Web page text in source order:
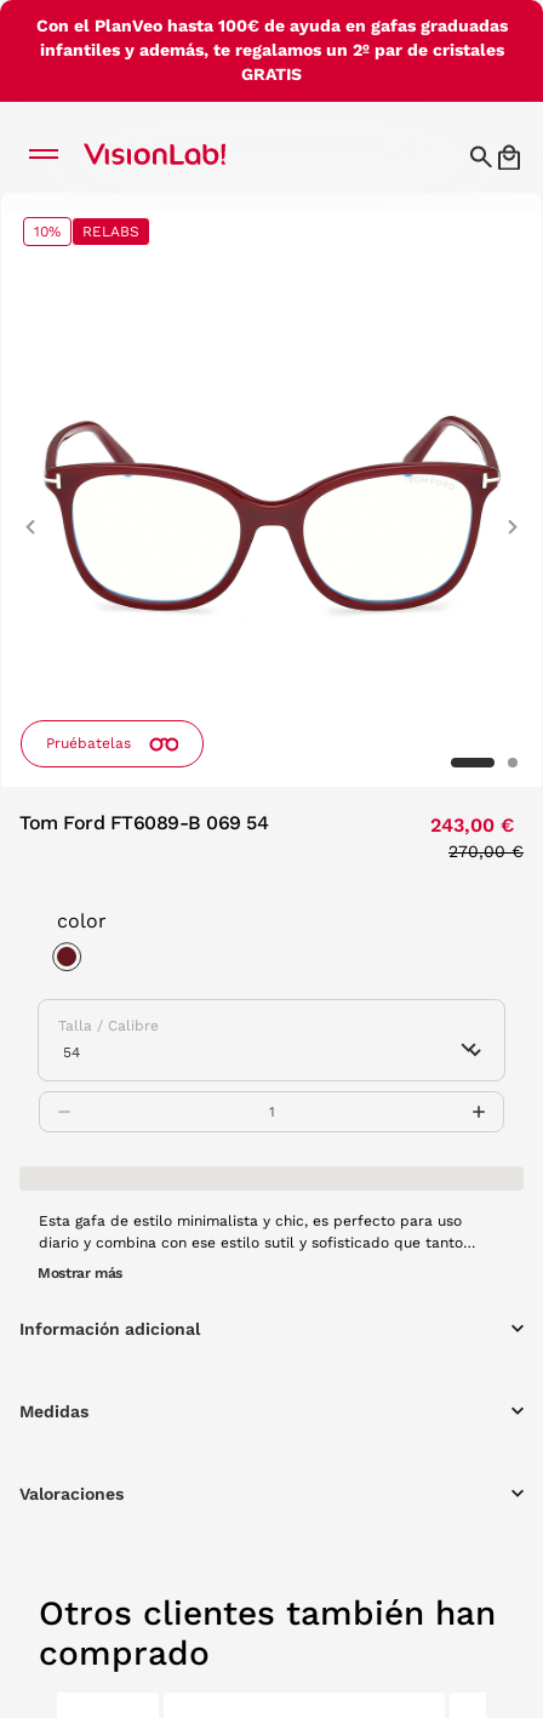
Con el PlanVeo hasta 100€ de ayuda en gafas graduadas
infantiles y además, te regalamos un 2º par de cristales
GRATIS
10% RELABS
Pruébatelas
Previous
Tom Ford FT6089-B 069 54 243,00 €
Price
270,00 €
color
Talla / Calibre
Esta gafa de estilo minimalista y chic, es perfecto para uso
diario y combina con ese estilo sutil y sofisticado que tanto
buscas en unas gafas. El modelo Tom Ford FT6089 es ideal para
Mostrar más
Información adicional
Medidas
Valoraciones
Otros clientes también han
comprado